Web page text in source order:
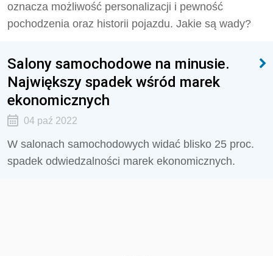
oznacza możliwość personalizacji i pewność
pochodzenia oraz historii pojazdu. Jakie są wady?
Salony samochodowe na minusie.
Największy spadek wśród marek
ekonomicznych
04 paź 2022
W salonach samochodowych widać blisko 25 proc.
spadek odwiedzalności marek ekonomicznych.